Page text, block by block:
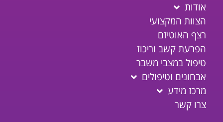
אודות
הצוות המקצועי
רצף האוטיזם
הפרעת קשב וריכוז
טיפול במצבי משבר
אבחונים וטיפולים
מרכז מידע
צרו קשר